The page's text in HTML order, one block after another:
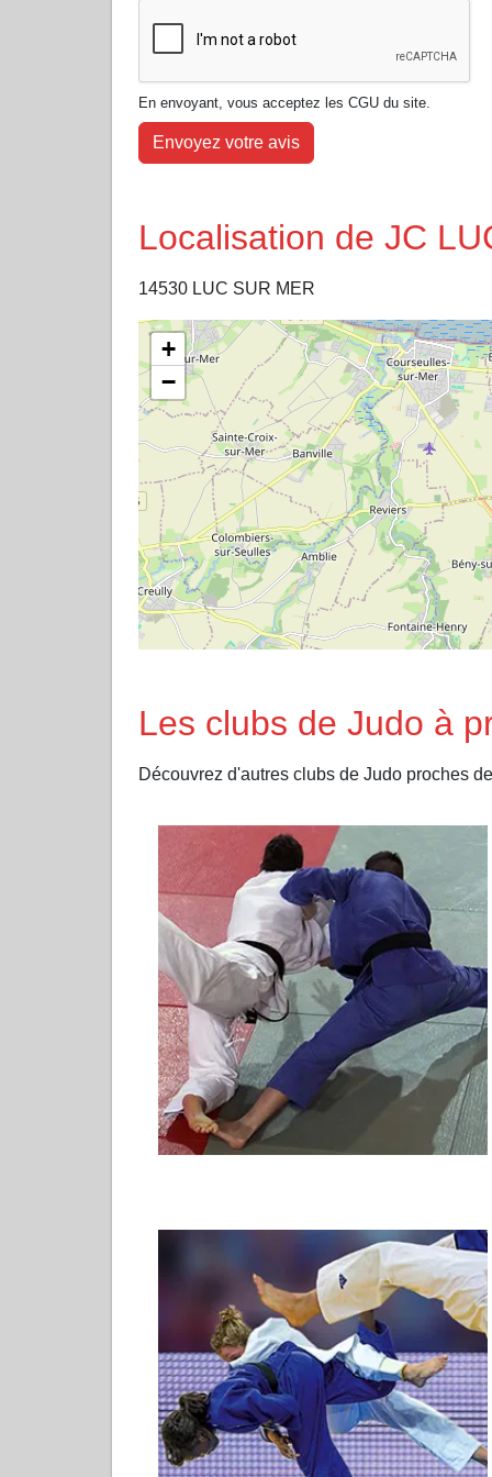
En envoyant, vous acceptez les CGU du site.
Envoyez votre avis
Localisation de JC
14530 LUC SUR MER
+
−
Les clubs de Judo à
Découvrez d'autres clubs de Judo proches